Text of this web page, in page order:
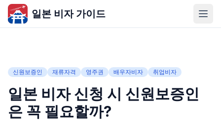
일본 비자 가이드
신원보증인 재류자격 영주권 배우자비자 취업비자
일본 비자 신청 시 신원보증인
은 꼭 필요할까?